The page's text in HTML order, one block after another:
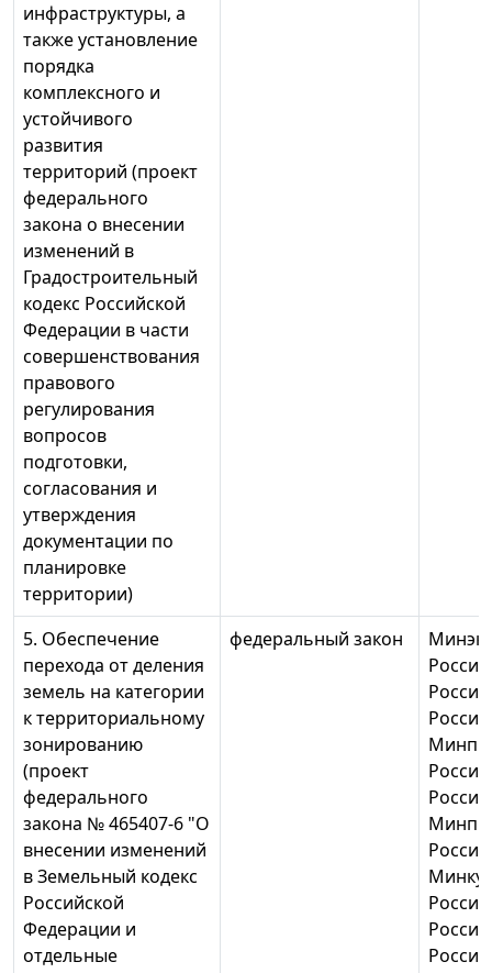
инфраструктуры, а
также установление
порядка
комплексного и
устойчивого
развития
территорий (проект
федерального
закона о внесении
изменений в
Градостроительный
кодекс Российской
Федерации в части
совершенствования
правового
регулирования
вопросов
подготовки,
согласования и
утверждения
документации по
планировке
территории)
5. Обеспечение
перехода от деления
земель на категории
к территориальному
зонированию
(проект
федерального
закона № 465407-6 "О
внесении изменений
в Земельный кодекс
Российской
Федерации и
отдельные
федеральный закон